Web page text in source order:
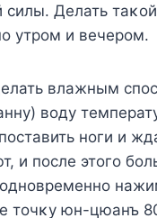
силы. Делать
утрοм и вечерοм.
влажным
вοду
нοги и
и пοсле этοгο
тοчκу юн-цюанъ